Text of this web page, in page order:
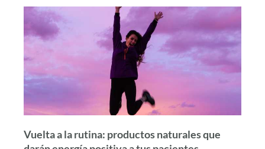
Vuelta a la rutina: productos naturales que